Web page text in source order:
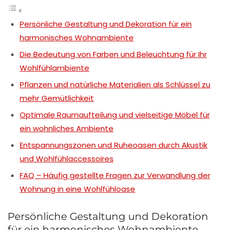
Persönliche Gestaltung und Dekoration für ein
harmonisches Wohnambiente
Die Bedeutung von Farben und Beleuchtung für Ihr
Wohlfühlambiente
Pflanzen und natürliche Materialien als Schlüssel zu
mehr Gemütlichkeit
Optimale Raumaufteilung und vielseitige Möbel für
ein wohnliches Ambiente
Entspannungszonen und Ruheoasen durch Akustik
und Wohlfühlaccessoires
FAQ – Häufig gestellte Fragen zur Verwandlung der
Wohnung in eine Wohlfühloase
Persönliche Gestaltung und Dekoration